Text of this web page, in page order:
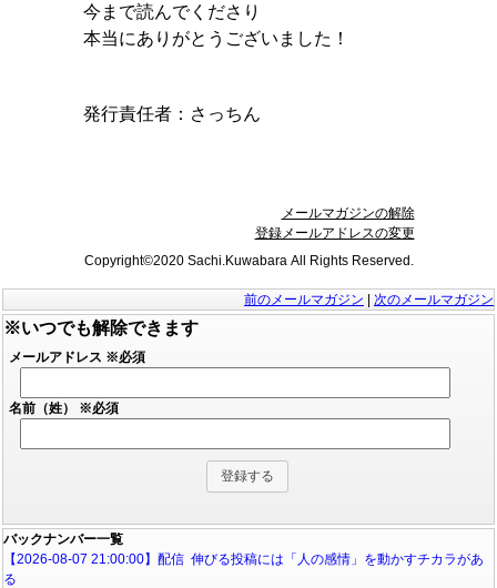
今まで読んでくださり
本当にありがとうございました！
発行責任者： さっちん
メールマガジンの解除
登録メールアドレスの変更
Copyright©2020 Sachi.Kuwabara All Rights Reserved.
前のメールマガジン 次のメールマガジン
※いつでも解除できます
メールアドレス ※必須
名前（姓） ※必須
バックナンバー一覧
【2026-08-07 21:00:00】配信 伸びる投稿には「人の感情」を動かすチカラがあ
る